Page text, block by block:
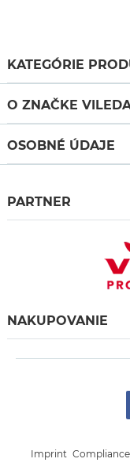
KATEGÓRIE
O ZNAČKE
OSOBNÉ ÚDAJE
PARTNER
NAKUPOVANIE
Imprint Compliance